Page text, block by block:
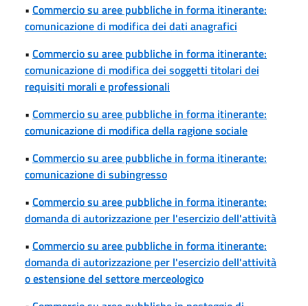
• Commercio su aree pubbliche in forma itinerante:
comunicazione di modifica dei dati anagrafici
• Commercio su aree pubbliche in forma itinerante:
comunicazione di modifica dei soggetti titolari dei
requisiti morali e professionali
• Commercio su aree pubbliche in forma itinerante:
comunicazione di modifica della ragione sociale
• Commercio su aree pubbliche in forma itinerante:
comunicazione di subingresso
• Commercio su aree pubbliche in forma itinerante:
domanda di autorizzazione per l'esercizio dell'attività
• Commercio su aree pubbliche in forma itinerante:
domanda di autorizzazione per l'esercizio dell'attività
o estensione del settore merceologico